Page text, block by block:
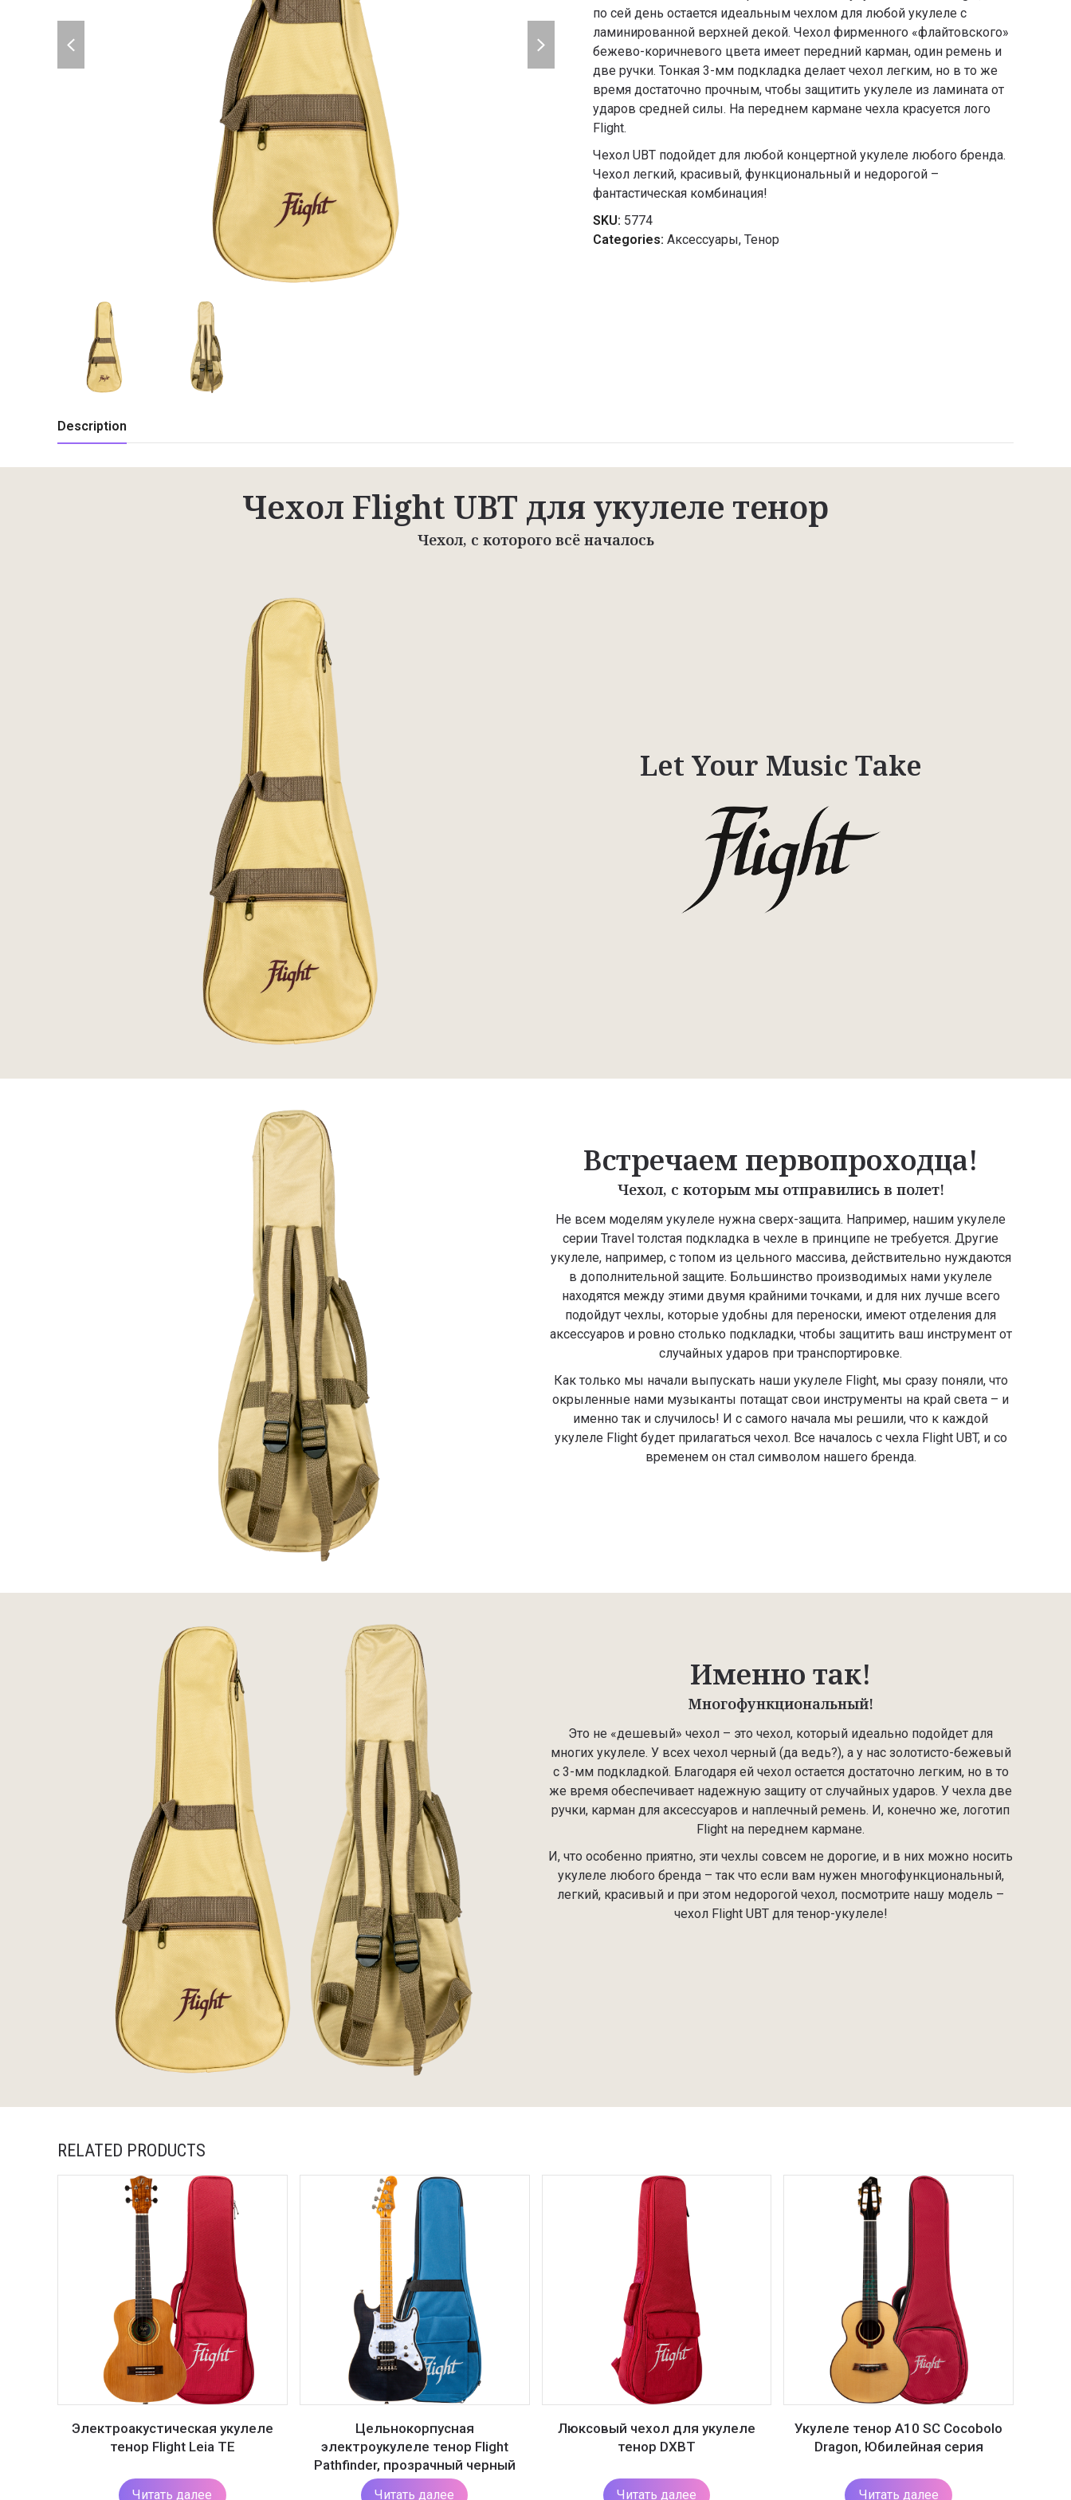
slide
slide
по сей день остается идеальным чехлом для любой укулеле с
ламинированной верхней декой. Чехол фирменного «флайтовского»
бежево-коричневого цвета имеет передний карман, один ремень и
две ручки. Тонкая 3-мм подкладка делает чехол легким, но в то же
время достаточно прочным, чтобы защитить укулеле из ламината от
ударов средней силы. На переднем кармане чехла красуется лого
Flight.
Чехол UBT подойдет для любой концертной укулеле любого бренда.
Чехол легкий, красивый, функциональный и недорогой –
фантастическая комбинация!
SKU: 5774
Categories: Аксессуары, Тенор
Description
Чехол Flight UBT для укулеле тенор
Чехол, с которого всё началось
Let Your Music Take
Встречаем первопроходца!
Чехол, с которым мы отправились в полет!
Не всем моделям укулеле нужна сверх-защита. Например, нашим укулеле
серии Travel толстая подкладка в чехле в принципе не требуется. Другие
укулеле, например, с топом из цельного массива, действительно нуждаются
в дополнительной защите. Большинство производимых нами укулеле
находятся между этими двумя крайними точками, и для них лучше всего
подойдут чехлы, которые удобны для переноски, имеют отделения для
аксессуаров и ровно столько подкладки, чтобы защитить ваш инструмент от
случайных ударов при транспортировке.
Как только мы начали выпускать наши укулеле Flight, мы сразу поняли, что
окрыленные нами музыканты потащат свои инструменты на край света – и
именно так и случилось! И с самого начала мы решили, что к каждой
укулеле Flight будет прилагаться чехол. Все началось с чехла Flight UBT, и со
временем он стал символом нашего бренда.
Именно так!
Многофункциональный!
Это не «дешевый» чехол – это чехол, который идеально подойдет для
многих укулеле. У всех чехол черный (да ведь?), а у нас золотисто-бежевый
с 3-мм подкладкой. Благодаря ей чехол остается достаточно легким, но в то
же время обеспечивает надежную защиту от случайных ударов. У чехла две
ручки, карман для аксессуаров и наплечный ремень. И, конечно же, логотип
Flight на переднем кармане.
И, что особенно приятно, эти чехлы совсем не дорогие, и в них можно носить
укулеле любого бренда – так что если вам нужен многофункциональный,
легкий, красивый и при этом недорогой чехол, посмотрите нашу модель –
чехол Flight UBT для тенор-укулеле!
RELATED PRODUCTS
Электроакустическая укулеле
тенор Flight Leia TE
Читать далее
Цельнокорпусная
электроукулеле тенор Flight
Pathfinder, прозрачный черный
Читать далее
Люксовый чехол для укулеле
тенор DXBT
Читать далее
Укулеле тенор A10 SC Cocobolo
Dragon, Юбилейная серия
Читать далее